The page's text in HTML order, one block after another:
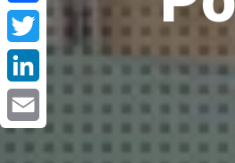
Facebook
Twitter
LinkedIn